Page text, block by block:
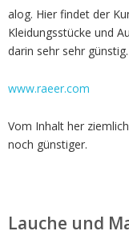
alog. Hier findet der
Kleidungsstücke und
darin sehr sehr günstig.
www.raeer.com
Vom Inhalt her
noch günstiger.
Lauche und